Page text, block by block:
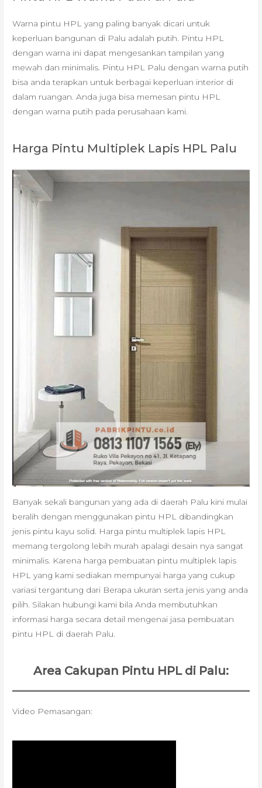
Warna pintu HPL yang paling banyak dicari untuk
keperluan bangunan di Palu adalah putih. Pintu HPL
dengan warna ini dapat mengesankan tampilan yang
mewah dan minimalis. Pintu HPL Palu dengan warna putih
bisa anda terapkan untuk berbagai keperluan interior di
dalam ruangan. Anda juga bisa memesan pintu HPL
dengan warna putih pada perusahaan kami.
Harga Pintu Multiplek Lapis HPL Palu
Banyak sekali bangunan yang ada di daerah Palu kini mulai
beralih dengan menggunakan pintu HPL dibandingkan
jenis pintu kayu solid. Harga pintu multiplek lapis HPL
memang tergolong lebih murah apalagi desain nya sangat
minimalis. Karena harga pembuatan pintu multiplek lapis
HPL yang kami sediakan mempunyai harga yang cukup
variasi tergantung dari Berapa ukuran serta jenis yang anda
pilih. Silakan hubungi kami bila Anda membutuhkan
informasi harga secara detail mengenai jasa pembuatan
pintu HPL di daerah Palu.
Area Cakupan Pintu HPL di Palu:
Video Pemasangan: